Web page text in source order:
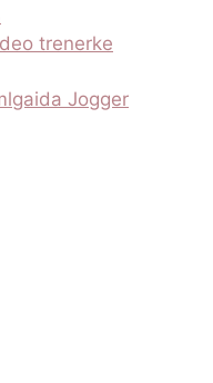
trenerke
Jogger